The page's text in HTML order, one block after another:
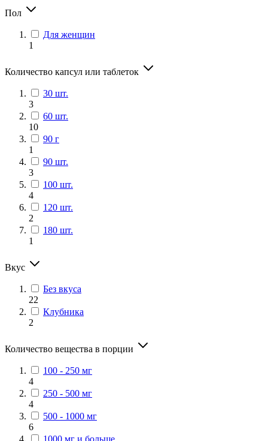
Пол
Для женщин
1
Количество капсул или таблеток
30 шт.
3
60 шт.
10
90 г
1
90 шт.
3
100 шт.
4
120 шт.
2
180 шт.
1
Вкус
Без вкуса
22
Клубника
2
Количество вещества в порции
100 - 250 мг
4
250 - 500 мг
4
500 - 1000 мг
6
1000 мг и больше